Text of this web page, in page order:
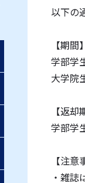
以下の
【期間】
学部学
大学院
【返却
学部学
【注意
・雑誌